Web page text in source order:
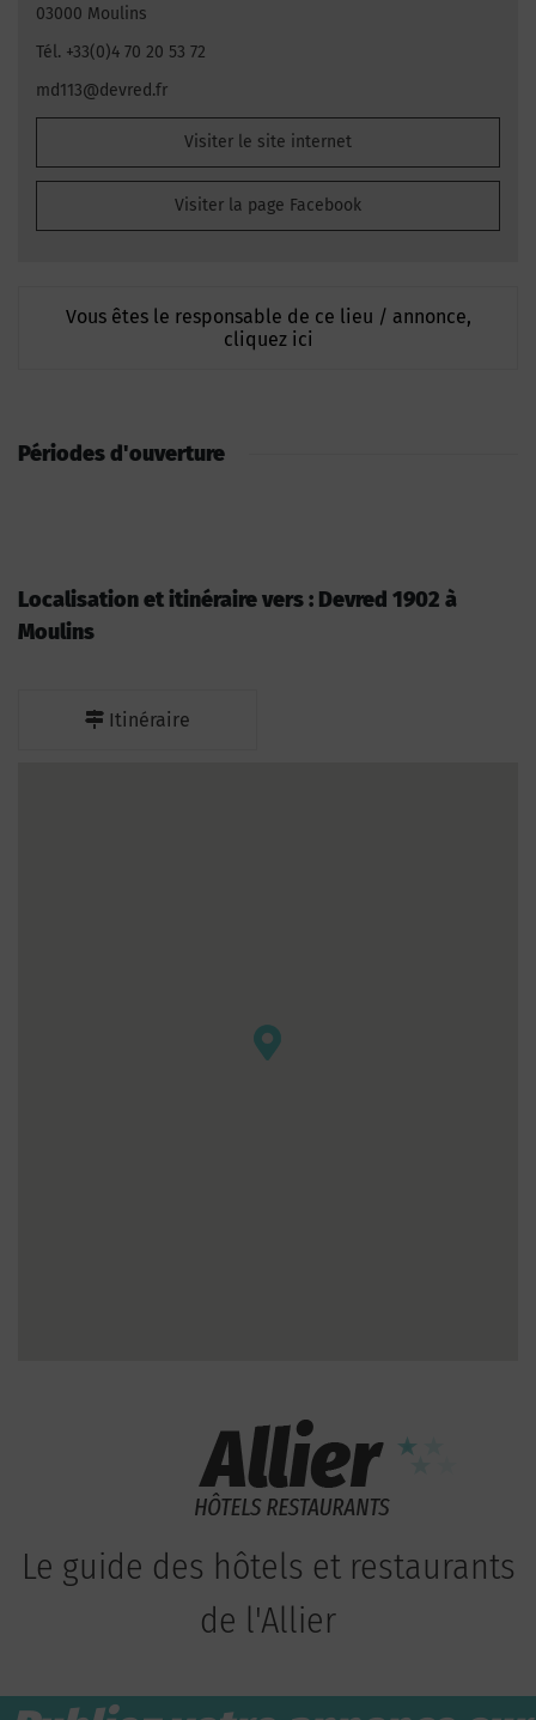
03000 Moulins
Tél. +33(0)4 70 20 53 72
md113@devred.fr
Visiter le site internet
Visiter la page Facebook
Vous êtes le responsable de ce lieu / annonce,
cliquez ici
Périodes d'ouverture
Localisation et itinéraire vers : Devred 1902 à
Moulins
Itinéraire
Le guide des hôtels et restaurants
de l'Allier